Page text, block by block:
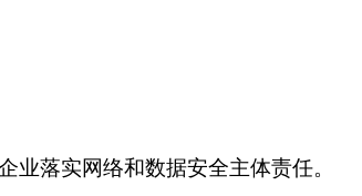
业落实网络和数据安全主体责任。